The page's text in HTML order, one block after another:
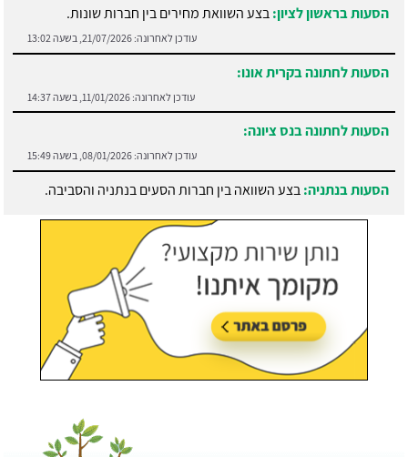
הסעות לחתונה בקרית אונו:
עודכן לאחרונה: 11/01/2026, בשעה 14:37
הסעות לחתונה בנס ציונה:
עודכן לאחרונה: 08/01/2026, בשעה 15:49
הסעות בנתניה:בצע השוואה בין חברות הסעים בנתניה והסביבה.
עודכן לאחרונה: 21/07/2026, בשעה 13:05